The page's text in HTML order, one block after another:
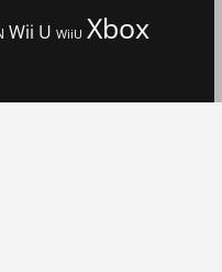
Wii U WiiU Xbox